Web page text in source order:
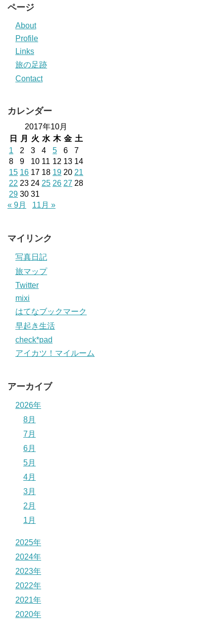
ページ
About
Profile
Links
旅の足跡
Contact
カレンダー
2017年10月
日
月 火 水 木 金 土
1
2 3 4 5 6
7
8
9 10 11 12 13 14
15 16 17 18 19 20 21
22 23 24 25 26 27 28
29 30 31
« 9月
11月 »
マイリンク
写真日記
旅マップ
Twitter
mixi
はてなブックマーク
早起き生活
check*pad
アイカツ！マイルーム
アーカイブ
2026年
8月
7月
6月
5月
4月
3月
2月
1月
2025年
2024年
2023年
2022年
2021年
2020年